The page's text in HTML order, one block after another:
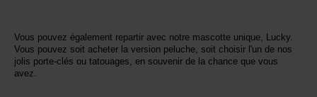
Vous pouvez également repartir avec notre mascotte unique, Lucky.
Vous pouvez soit acheter la version peluche, soit choisir l'un de nos
jolis porte-clés ou tatouages, en souvenir de la chance que vous
avez.